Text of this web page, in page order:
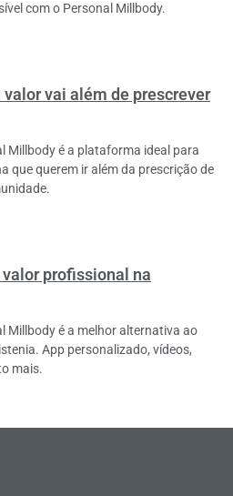
com o Personal Millbody.
vai além de prescrever
Millbody é a plataforma ideal para
que querem ir além da prescrição de
profissional na
Millbody é a melhor alternativa ao
App personalizado, vídeos,
mais.